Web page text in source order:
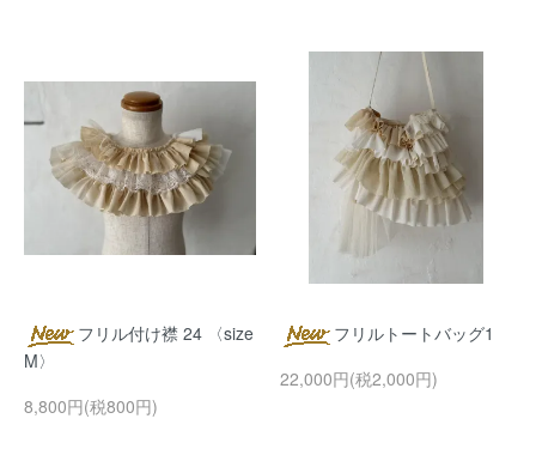
フリル付け襟 24 〈size
M〉
8,800円(税800円)
フリルトートバッグ1
22,000円(税2,000円)